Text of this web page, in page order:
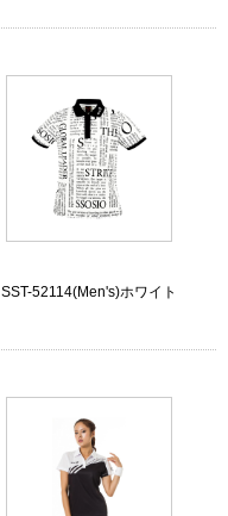
SST-52114(Men's)ホワイト